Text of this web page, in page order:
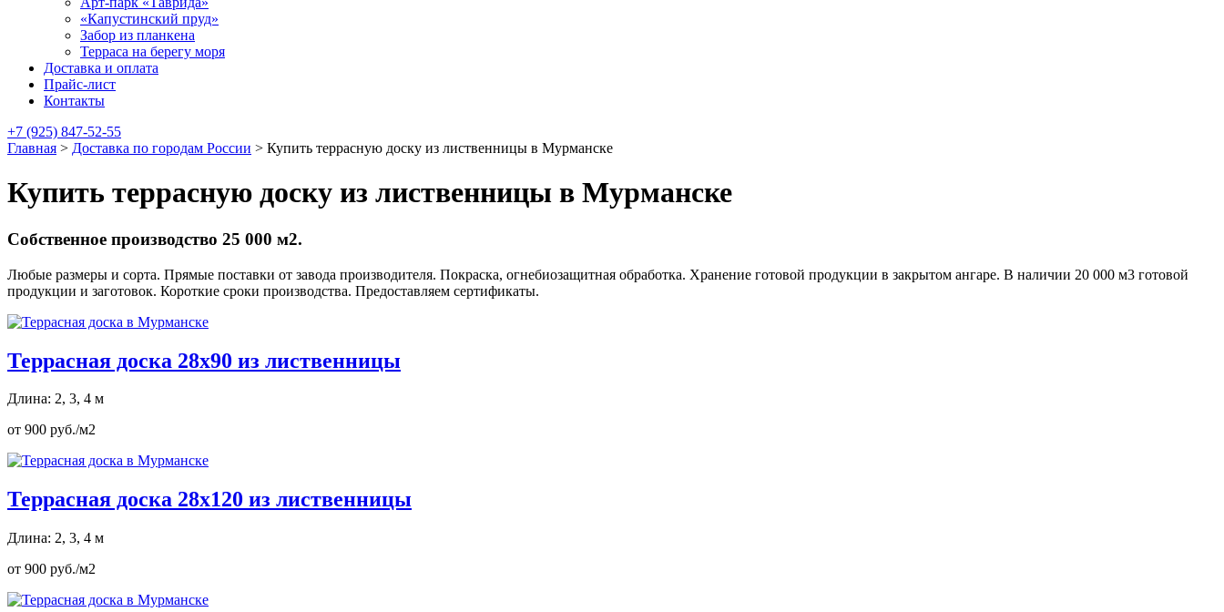
«Капустинский пруд»
Забор из планкена
Терраса на берегу моря
Доставка и оплата
Прайс-лист
Контакты
+7 (925) 847-52-55
Главная > Доставка по городам России > Купить террасную доску из лиственницы в Мурманске
Купить террасную доску из лиственницы в Мурманске
Собственное производство 25 000 м2.
Любые размеры и сорта. Прямые поставки от завода производителя. Покраска, огнебиозащитная обработка. Хранение готовой продукции в закрытом ангаре. В наличии 20 000 м3 готовой
продукции и заготовок. Короткие сроки производства. Предоставляем сертификаты.
Террасная доска 28х90 из лиственницы
Длина: 2, 3, 4 м
от 900 руб./м2
Террасная доска 28х120 из лиственницы
Длина: 2, 3, 4 м
от 900 руб./м2